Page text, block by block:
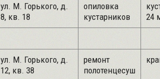
ул. М. Горького, д.
8, кв. 18
опиловка
кустарников
24
ул. М. Горького, д.
12, кв. 38
ремонт
полотенцесуш